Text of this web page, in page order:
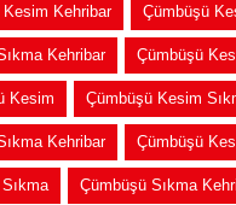
Kehribar Çümbüşü
Kehribar Çümbüşü
Kesim Çümbüşü Kesim
Kehribar Çümbüşü
Çümbüşü Sıkma